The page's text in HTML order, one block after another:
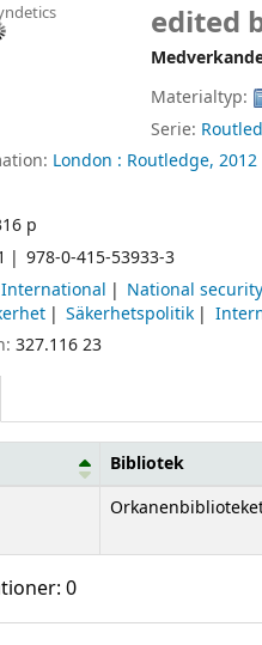
edited
Materialtyp:
Serie:
London : Routledge, 2012
p
978-0-415-53933-3
National security
Säkerhetspolitik
327.116 23
Bibliotek
0